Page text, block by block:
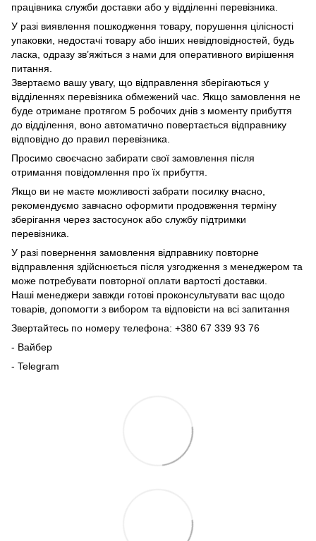
працівника служби доставки або у відділенні перевізника.
У разі виявлення пошкодження товару, порушення цілісності
упаковки, недостачі товару або інших невідповідностей, будь
ласка, одразу зв’яжіться з нами для оперативного вирішення
питання.
Звертаємо вашу увагу, що відправлення зберігаються у
відділеннях перевізника обмежений час. Якщо замовлення не
буде отримане протягом 5 робочих днів з моменту прибуття
до відділення, воно автоматично повертається відправнику
відповідно до правил перевізника.
Просимо своєчасно забирати свої замовлення після
отримання повідомлення про їх прибуття.
Якщо ви не маєте можливості забрати посилку вчасно,
рекомендуємо завчасно оформити продовження терміну
зберігання через застосунок або службу підтримки
перевізника.
У разі повернення замовлення відправнику повторне
відправлення здійснюється після узгодження з менеджером та
може потребувати повторної оплати вартості доставки.
Наші менеджери завжди готові проконсультувати вас щодо
товарів, допомогти з вибором та відповісти на всі запитання
Звертайтесь по номеру телефона: +380 67 339 93 76
- Вайбер
- Telegram